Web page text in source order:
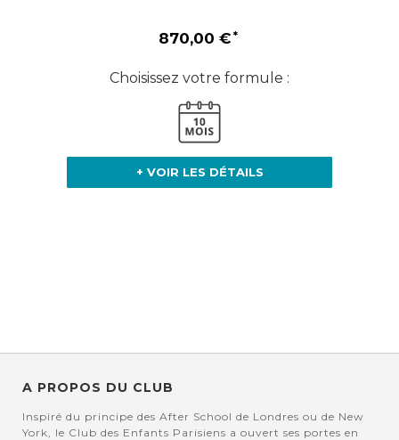
870,00 €
Choisissez votre formule :
+ VOIR LES DÉTAILS
A PROPOS DU CLUB
Inspiré du principe des After School de Londres ou de New
York, le Club des Enfants Parisiens a ouvert ses portes en